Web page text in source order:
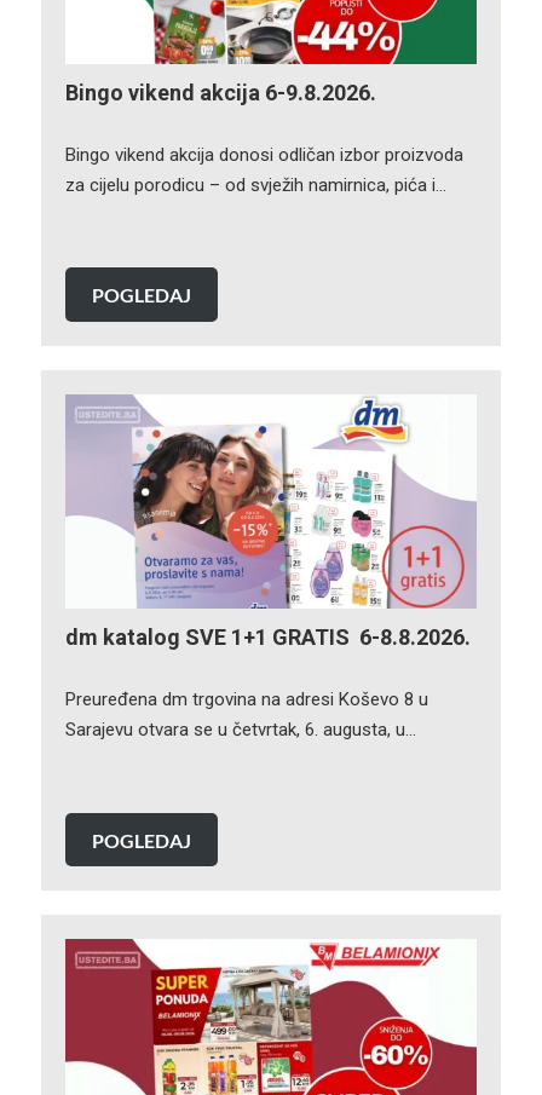
Bingo vikend akcija 6-9.8.2026.
Bingo vikend akcija donosi odličan izbor proizvoda
za cijelu porodicu – od svježih namirnica, pića i…
POGLEDAJ
dm katalog SVE 1+1 GRATIS 6-8.8.2026.
Preuređena dm trgovina na adresi Koševo 8 u
Sarajevu otvara se u četvrtak, 6. augusta, u…
POGLEDAJ